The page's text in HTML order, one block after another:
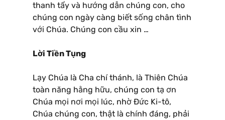
thanh tẩy và hướng dẫn chúng con, cho
chúng con ngày càng biết sống chân tình
với Chúa. Chúng con cầu xin …
Lời Tiền Tụng
Lạy Chúa là Cha chí thánh, là Thiên Chúa
toàn năng hằng hữu, chúng con tạ ơn
Chúa mọi nơi mọi lúc, nhờ Ðức Ki-tô,
Chúa chúng con, thật là chính đáng, phải